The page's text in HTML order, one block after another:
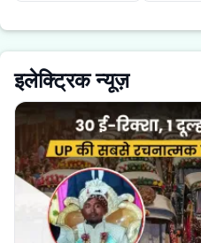
इलेक्ट्रिक न्यूज़